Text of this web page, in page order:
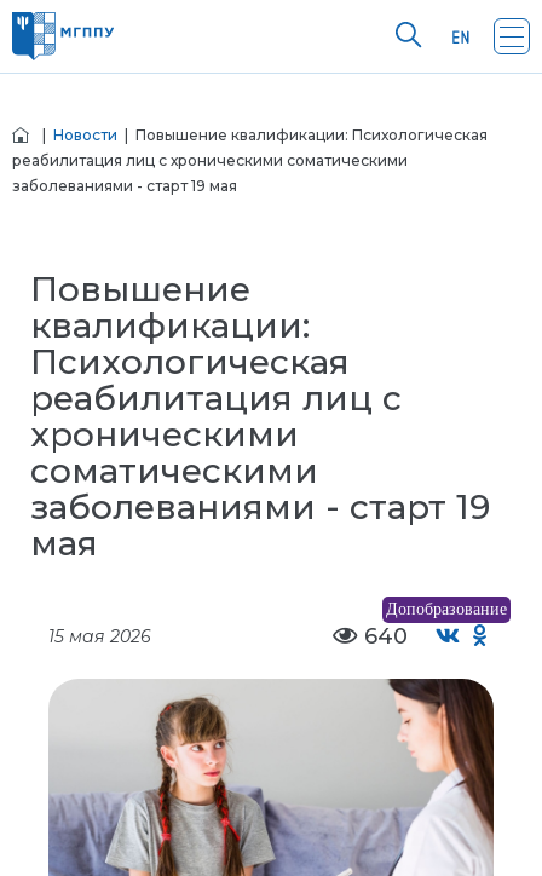
Новости | Повышение квалификации: Психологическая
реабилитация лиц с хроническими соматическими
заболеваниями - старт 19 мая
Повышение
квалификации:
Психологическая
реабилитация лиц с
хроническими
соматическими
заболеваниями - старт 19
мая
Допобразование
15 мая 2026 640